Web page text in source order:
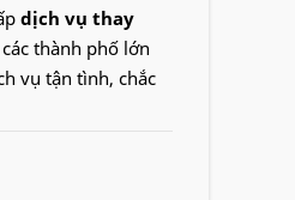
dịch vụ thay
thành phố lớn
vụ tận tình, chắc